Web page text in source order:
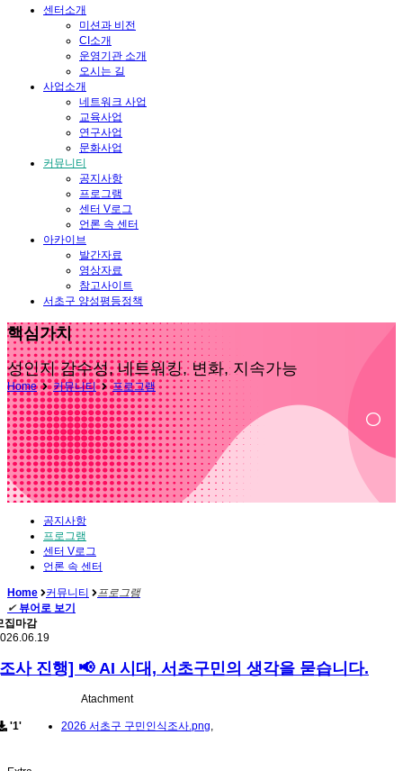
센터소개
미션과 비전
CI소개
운영기관 소개
오시는 길
사업소개
네트워크 사업
교육사업
연구사업
문화사업
커뮤니티
공지사항
프로그램
센터 V로그
언론 속 센터
아카이브
발간자료
영상자료
참고사이트
서초구 양성평등정책
핵심가치
성인지 감수성, 네트워킹, 변화, 지속가능
Home 커뮤니티 프로그램
공지사항
프로그램
센터 V로그
언론 속 센터
Home 커뮤니티
프로그램
✔ 뷰어로 보기
집마감
사 진행] 📢 AI 시대, 서초구민의 생각을 묻습니다.
Atachment
'1' 2026 서초구 구민인식조사.png,